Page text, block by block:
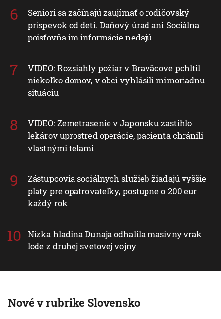
Seniori sa začínajú zaujímať o rodičovský
príspevok od detí. Daňový úrad ani Sociálna
poisťovňa im informácie nedajú
VIDEO: Rozsiahly požiar v Braväcove pohltil
niekoľko domov, v obci vyhlásili mimoriadnu
situáciu
VIDEO: Zemetrasenie v Japonsku zastihlo
lekárov uprostred operácie, pacienta chránili
vlastnými telami
Zástupcovia sociálnych služieb žiadajú vyššie
platy pre opatrovateľky, postupne o 200 eur
každý rok
Nízka hladina Dunaja odhalila masívny vrak
lode z druhej svetovej vojny
Nové v rubrike Slovensko